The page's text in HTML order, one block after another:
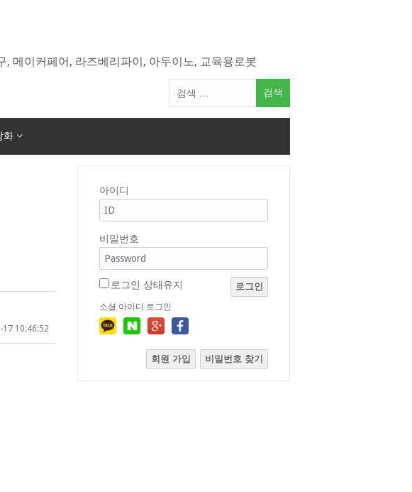
메이커페어, 라즈베리파이, 아두이노, 교육용로봇
색
화
17 10:46:52
아이디
비밀번호
로그인 상태유지 로그인
소셜 아이디 로그인
회원 가입 비밀번호 찾기